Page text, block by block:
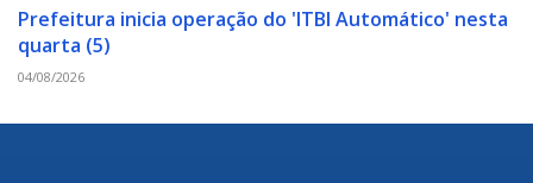
Prefeitura inicia operação do 'ITBI Automático' nesta
quarta (5)
04/08/2026